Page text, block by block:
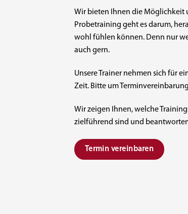
Wir bieten Ihnen die Möglichkeit
Probetraining geht es darum,
wohl fühlen können. Denn nur
auch gern.
Unsere Trainer nehmen sich für
Zeit. Bitte um
Wir zeigen Ihnen, welche
zielführend sind und
Termin vereinbaren